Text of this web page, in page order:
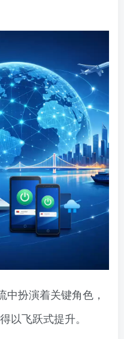
扮演着关键角色，
以飞跃式提升。